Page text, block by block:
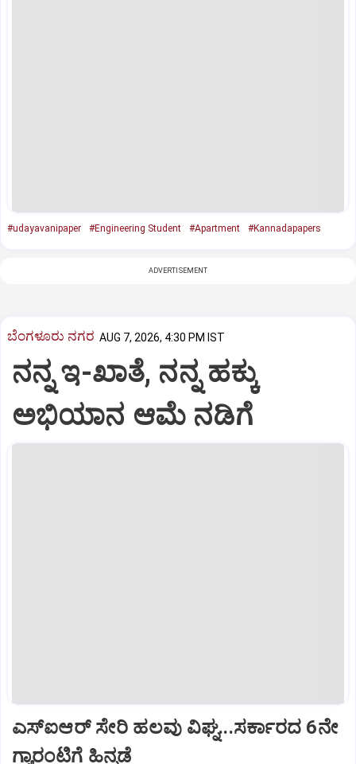
#udayavanipaper #Engineering Student #Apartment #Kannadapapers
ADVERTISEMENT
ಬೆಂಗಳೂರು ನಗರ AUG 7, 2026, 4:30 PM IST
ನನ್ನ ಇ-ಖಾತೆ, ನನ್ನ ಹಕ್ಕು
ಅಭಿಯಾನ ಆಮೆ ನಡಿಗೆ
ಎಸ್‌ಐಆರ್‌ ಸೇರಿ ಹಲವು ವಿಘ್ನ...ಸರ್ಕಾರದ 6ನೇ
ಗ್ಯಾರಂಟಿಗೆ ಹಿನ್ನಡೆ